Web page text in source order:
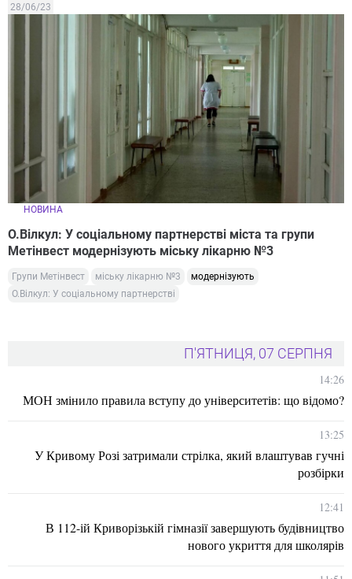
28/06/23
НОВИНА
О.Вілкул: У соціальному партнерстві міста та групи
Метінвест модернізують міську лікарню №3
Групи Метінвест міську лікарню №3
модернізують
О.Вілкул: У соціальному партнерстві
П'ЯТНИЦЯ, 07 СЕРПНЯ
14:26
МОН змінило правила вступу до університетів: що відомо?
13:25
У Кривому Розі затримали стрілка, який влаштував гучні
розбірки
12:41
В 112-ій Криворізькій гімназії завершують будівництво
нового укриття для школярів